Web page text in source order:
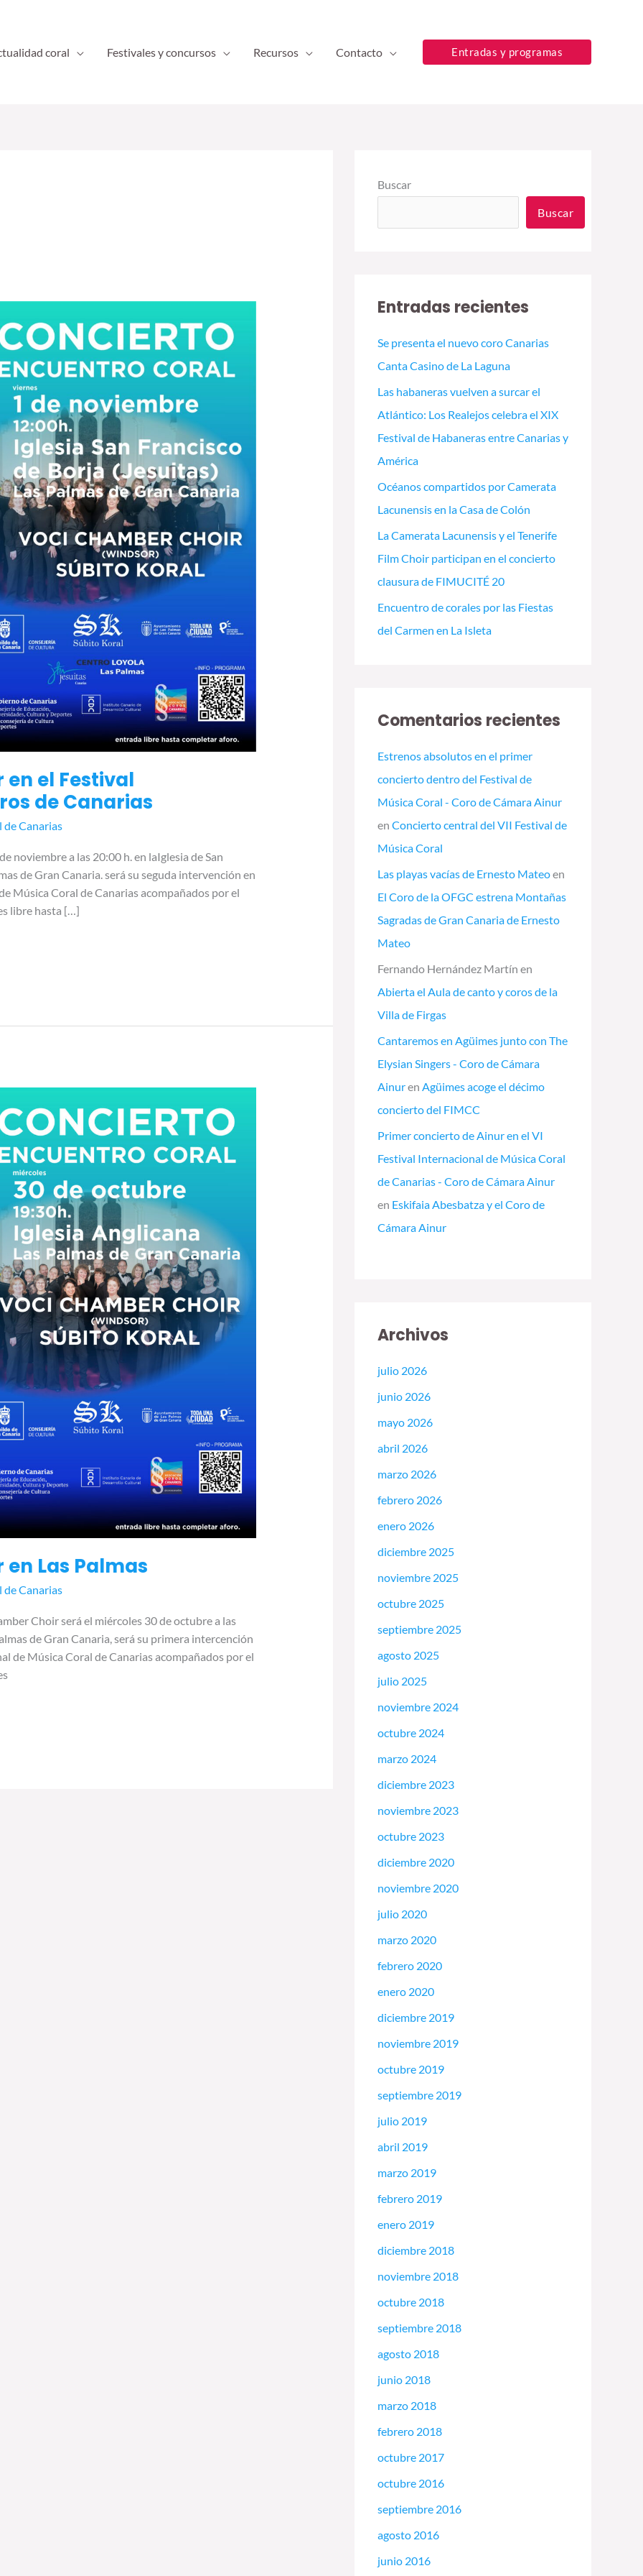
coral Festivales y concursos Recursos Contacto Entradas y programas
el Festival
de Canarias
de Canarias
noviembre a las 20:00 h. en laIglesia de San
de Gran Canaria. será su seguda intervención en
Música Coral de Canarias acompañados por el
libre hasta […]
Las Palmas
de Canarias
Choir será el miércoles 30 de octubre a las
de Gran Canaria, será su primera intercención
de Música Coral de Canarias acompañados por el
Buscar
Buscar
Entradas recientes
Se presenta el nuevo coro Canarias
Canta Casino de La Laguna
Las habaneras vuelven a surcar el
Atlántico: Los Realejos celebra el XIX
Festival de Habaneras entre Canarias y
América
Océanos compartidos por Camerata
Lacunensis en la Casa de Colón
La Camerata Lacunensis y el Tenerife
Film Choir participan en el concierto
clausura de FIMUCITÉ 20
Encuentro de corales por las Fiestas
del Carmen en La Isleta
Comentarios recientes
Estrenos absolutos en el primer
concierto dentro del Festival de
Música Coral - Coro de Cámara Ainur
en Concierto central del VII Festival de
Música Coral
Las playas vacías de Ernesto Mateoen
El Coro de la OFGC estrena Montañas
Sagradas de Gran Canaria de Ernesto
Mateo
Fernando Hernández Martín en
Abierta el Aula de canto y coros de la
Villa de Firgas
Cantaremos en Agüimes junto con The
Elysian Singers - Coro de Cámara
Ainuren Agüimes acoge el décimo
concierto del FIMCC
Primer concierto de Ainur en el VI
Festival Internacional de Música Coral
de Canarias - Coro de Cámara Ainur
en Eskifaia Abesbatza y el Coro de
Cámara Ainur
Archivos
julio 2026
junio 2026
mayo 2026
abril 2026
marzo 2026
febrero 2026
enero 2026
diciembre 2025
noviembre 2025
octubre 2025
septiembre 2025
agosto 2025
julio 2025
noviembre 2024
octubre 2024
marzo 2024
diciembre 2023
noviembre 2023
octubre 2023
diciembre 2020
noviembre 2020
julio 2020
marzo 2020
febrero 2020
enero 2020
diciembre 2019
noviembre 2019
octubre 2019
septiembre 2019
julio 2019
abril 2019
marzo 2019
febrero 2019
enero 2019
diciembre 2018
noviembre 2018
octubre 2018
septiembre 2018
agosto 2018
junio 2018
marzo 2018
febrero 2018
octubre 2017
octubre 2016
septiembre 2016
agosto 2016
junio 2016